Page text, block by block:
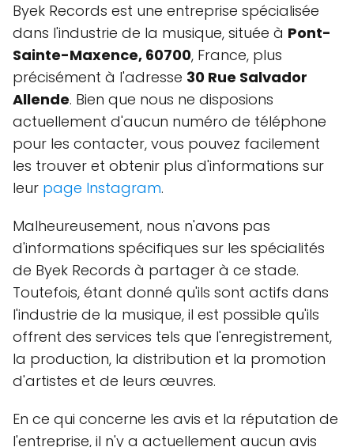
Byek Records est une entreprise spécialisée
dans l'industrie de la musique, située à Pont-
Sainte-Maxence, 60700, France, plus
précisément à l'adresse 30 Rue Salvador
Allende. Bien que nous ne disposions
actuellement d'aucun numéro de téléphone
pour les contacter, vous pouvez facilement
les trouver et obtenir plus d'informations sur
leur page Instagram.
Malheureusement, nous n'avons pas
d'informations spécifiques sur les spécialités
de Byek Records à partager à ce stade.
Toutefois, étant donné qu'ils sont actifs dans
l'industrie de la musique, il est possible qu'ils
offrent des services tels que l'enregistrement,
la production, la distribution et la promotion
d'artistes et de leurs œuvres.
En ce qui concerne les avis et la réputation de
l'entreprise, il n'y a actuellement aucun avis